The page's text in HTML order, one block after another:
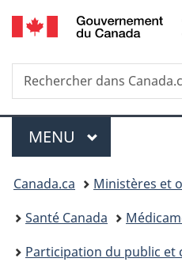
Recherche
Rechercher
dans
Menu
MENU PRINCIPAL
Vous
êtes
ici :
Canada.ca
Ministères et
Santé Canada
Participation du public et